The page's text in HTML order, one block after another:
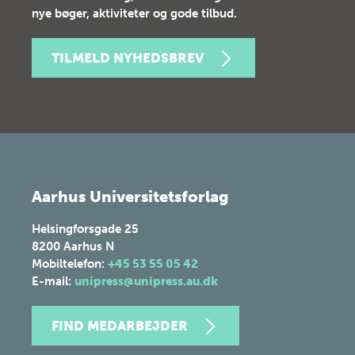
nye bøger, aktiviteter og gode tilbud.
TILMELD NYHEDSBREV
Aarhus Universitetsforlag
Helsingforsgade 25
8200 Aarhus N
Mobiltelefon: +45 53 55 05 42
E-mail: unipress@unipress.au.dk
FIND MEDARBEJDER